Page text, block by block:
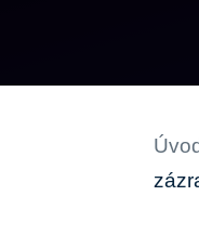
Úvod